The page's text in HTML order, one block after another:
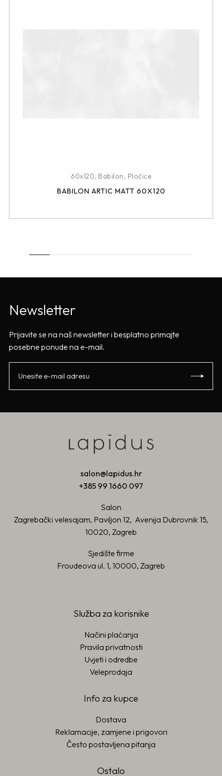
60x120, Babilon, Pločice
BABILON ARTIC MATT 60X120
Newsletter
Prijavite se na naš newsletter i besplatno primajte
posebne ponude na e-mail.
salon@lapidus.hr
+385 99 1660 097
Salon
Zagrebački velesajam, Paviljon 12, Avenija Dubrovnik 15,
10020, Zagreb
Sjedište firme
Froudeova ul. 1, 10000, Zagreb
Služba za korisnike
Načini plaćanja
Pravila privatnosti
Uvjeti i odredbe
Veleprodaja
Info za kupce
Dostava
Reklamacije, zamjene i prigovori
Često postavljena pitanja
Ostalo